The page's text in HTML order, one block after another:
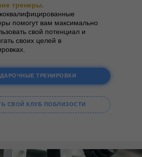
ТРЕНИРОВКИ
СВОЙ КЛУБ ПОБЛИЗОСТИ
тренеры.
помогут вам максимально
свой потенциал и
своих целей в